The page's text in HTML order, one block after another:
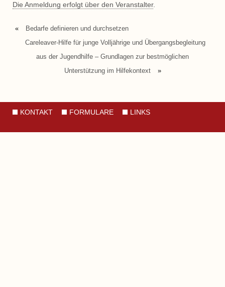
Die Anmeldung erfolgt über den Veranstalter.
«
Bedarfe definieren und durchsetzen
Careleaver-Hilfe für junge Volljährige und Übergangsbegleitung
aus der Jugendhilfe – Grundlagen zur bestmöglichen
Unterstützung im Hilfekontext
»
KONTAKT FORMULARE LINKS